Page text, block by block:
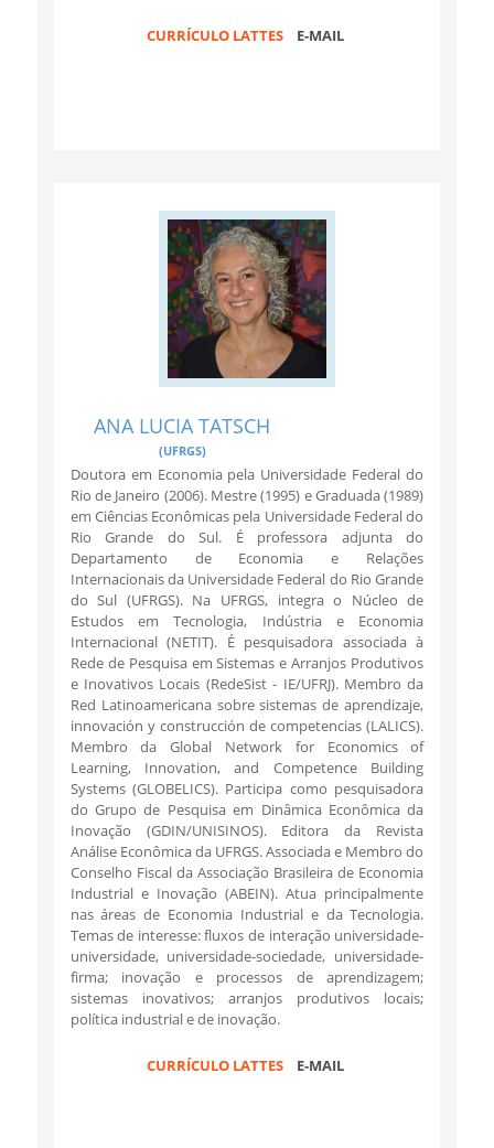
CURRÍCULO LATTESE-MAIL
ANA LUCIA TATSCH
(UFRGS)
Doutora em Economia pela Universidade Federal do
Rio de Janeiro (2006). Mestre (1995) e Graduada (1989)
em Ciências Econômicas pela Universidade Federal do
Rio Grande do Sul. É professora adjunta do
Departamento de Economia e Relações
Internacionais da Universidade Federal do Rio Grande
do Sul (UFRGS). Na UFRGS, integra o Núcleo de
Estudos em Tecnologia, Indústria e Economia
Internacional (NETIT). É pesquisadora associada à
Rede de Pesquisa em Sistemas e Arranjos Produtivos
e Inovativos Locais (RedeSist - IE/UFRJ). Membro da
Red Latinoamericana sobre sistemas de aprendizaje,
innovación y construcción de competencias (LALICS).
Membro da Global Network for Economics of
Learning, Innovation, and Competence Building
Systems (GLOBELICS). Participa como pesquisadora
do Grupo de Pesquisa em Dinâmica Econômica da
Inovação (GDIN/UNISINOS). Editora da Revista
Análise Econômica da UFRGS. Associada e Membro do
Conselho Fiscal da Associação Brasileira de Economia
Industrial e Inovação (ABEIN). Atua principalmente
nas áreas de Economia Industrial e da Tecnologia.
Temas de interesse: fluxos de interação universidade-
universidade, universidade-sociedade, universidade-
firma; inovação e processos de aprendizagem;
sistemas inovativos; arranjos produtivos locais;
política industrial e de inovação.
CURRÍCULO LATTESE-MAIL